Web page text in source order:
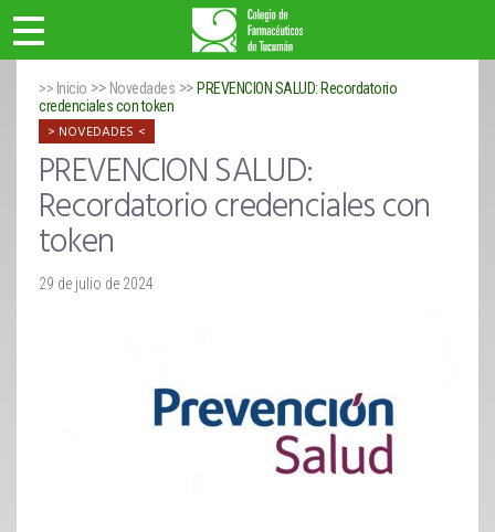
>> Inicio >> Novedades >> PREVENCION SALUD: Recordatorio
credenciales con token
NOVEDADES
PREVENCION SALUD:
Recordatorio credenciales con
token
29 de julio de 2024